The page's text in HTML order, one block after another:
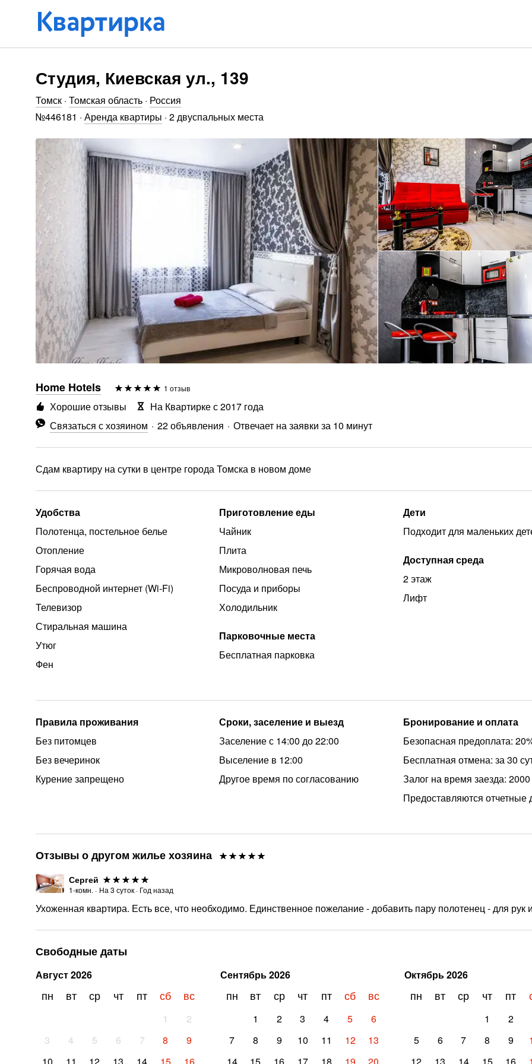
Студия, Киевская ул., 139
Томск · Томская область · Россия
№446181 · Аренда квартиры · 2 двуспальных места
Home Hotels 1 отзыв
Связаться с хозяином 22 объявления Отвечает на заявки за 10 минут
Хорошие отзывы На Квартирке с 2017 года
Сдам квартиру на сутки в центре города Томска в новом доме
Удобства
Полотенца, постельное белье
Отопление
Горячая вода
Беспроводной интернет (Wi‑Fi)
Телевизор
Стиральная машина
Утюг
Фен
Приготовление еды
Чайник
Плита
Микроволновая печь
Посуда и приборы
Холодильник
Парковочные места
Бесплатная парковка
Дети
Подходит для маленьких
Доступная среда
2 этаж
Лифт
Правила проживания
Без питомцев
Без вечеринок
Курение запрещено
Сроки, заселение и выезд
Заселение с 14:00 до 22:00
Выселение в 12:00
Другое время по согласованию
Бронирование и оплата
Безопасная предоплата:
Бесплатная отмена: за 30
Залог на время заезда:
Предоставляются отчетные
Свободные даты
Август2026
пн вт ср чт пт сб вс
1
2
3
4 5 6 7 8
9
Сентябрь2026
пн вт ср чт пт сб вс
1 2 3 4 5
6
7
8 9 10 11 12
13
Октябрь2026
пн вт ср чт пт
1 2
5
6 7 8 9
Отзывы о другом жилье хозяина
Сергей
1-комн. · На 3 суток · Год назад
Ухоженная квартира. Есть все, что необходимо. Единственное пожелание - добавить пару полотенец - для рук